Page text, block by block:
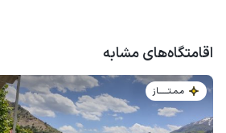
اقامتگاه‌های مشابه
مـمـتــــــاز